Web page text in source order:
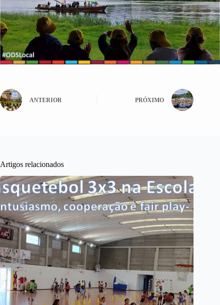
ANTERIOR PRÓXIMO
Artigos relacionados